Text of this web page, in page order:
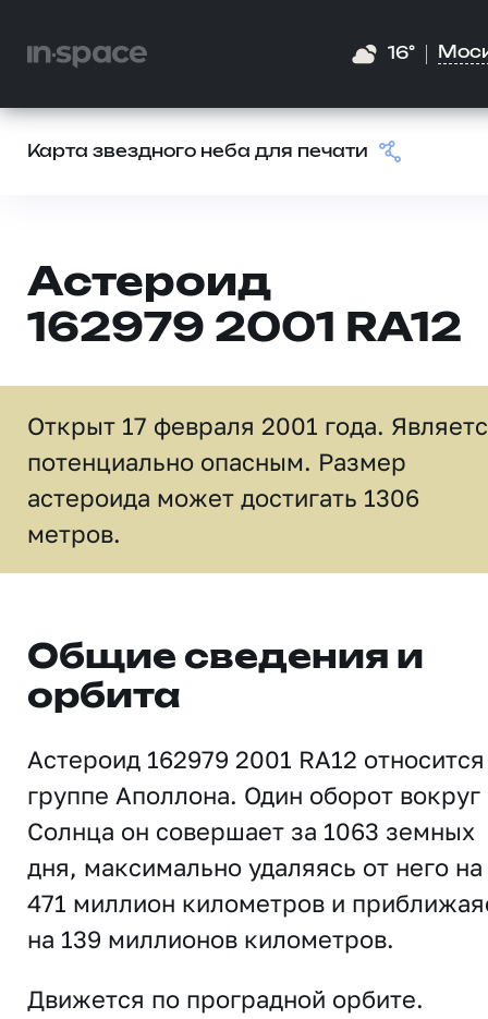
16°
Карта звездного неба для печати
Астероид
162979 2001 RA12
Открыт 17 февраля 2001 года.
потенциально опасным. Размер
астероида может достигать 1306
метров.
Общие сведения и
орбита
Астероид 162979 2001 RA12
группе Аполлона. Один оборот вокруг
Солнца он совершает за 1063 земных
дня, максимально удаляясь от него на
471 миллион километров и
на 139 миллионов километров.
Движется по проградной орбите.